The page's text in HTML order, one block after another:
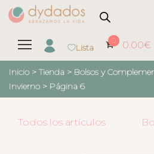
Lista
0 0.00€
Inicio > Tienda > Bolsos y
Invierno > Página 6
Todos los artículos